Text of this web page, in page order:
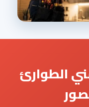
الطوارئ